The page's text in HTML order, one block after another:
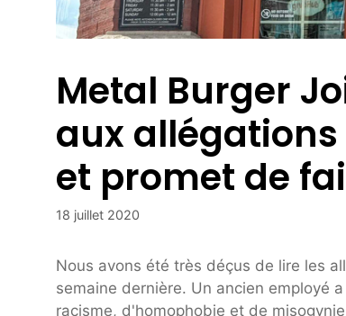
Metal Burger
aux
et promet de
18 juillet 2020
Nous avons été très déçus de lire les
semaine dernière. Un ancien employé
racisme, d'homophobie et de